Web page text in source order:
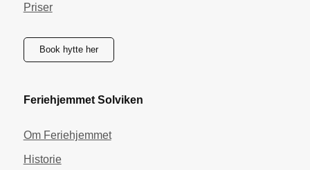
Priser
Book hytte her
Feriehjemmet Solviken
Om Feriehjemmet
Historie